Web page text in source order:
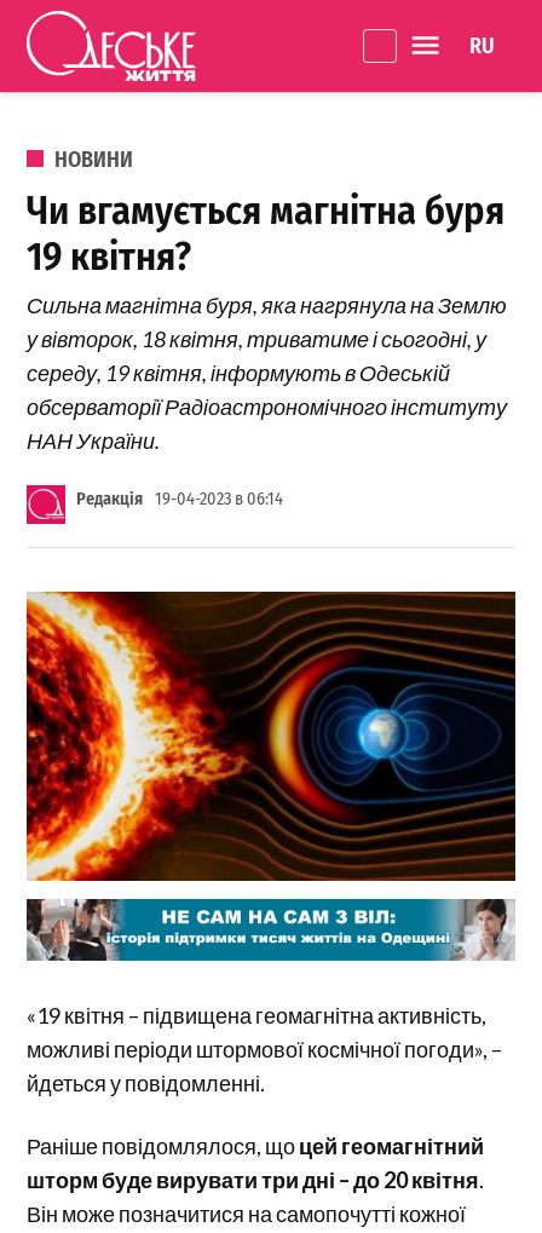
Перейти до вмісту
Життя
ОПУБЛІКОВАНО В
НОВИНИ
Чи вгамується магнітна буря
19 квітня?
Сильна магнітна буря, яка нагрянула на Землю
у вівторок, 18 квітня, триватиме і сьогодні, у
середу, 19 квітня, інформують в Одеській
обсерваторії Радіоастрономічного інституту
НАН України.
Редакція 19-04-2023 в 06:14
«19 квітня – підвищена геомагнітна активність,
можливі періоди штормової космічної погоди», –
йдеться у повідомленні.
Раніше повідомлялося, щоцей геомагнітний
шторм буде вирувати три дні – до 20 квітня.
Він може позначитися на самопочутті кожної